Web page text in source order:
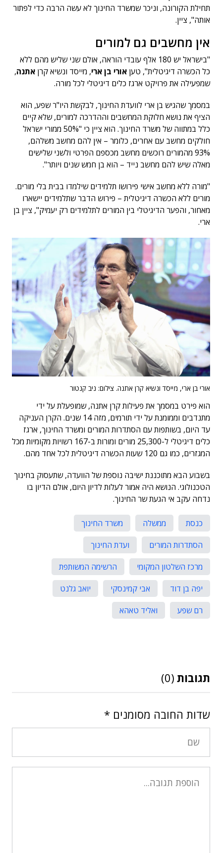
תחילת הקורונה, וניכר שמשרד החינוך לא עשה הרבה כדי לפתור
אותה", ציין.
אין מחשבים גם למורים
"בישראל יש 180 אלף עובדי הוראה, אולם שני שליש מהם ללא
כל הכשרה דיגיטלית", טען אורי בן ארי, מייסד ונשיא קרן אתנה,
שמפעילה את פרויקט ארגז כלים דיגיטלי לכל מורה.
במסמך שהגיש בן ארי לוועדת החינוך, לבקשת היו"ר שפע, הוא
הציף את נושא חלוקת המחשבים וההדרכה למורים, שלא קיים
כלל במתווה של משרד החינוך. הוא ציין כי "50% ממורי ישראל
חולקים מחשב עם אחרים, כלומר – אין להם מחשב משלהם,
93% מהמורים רוכשים מחשב מכספם הפרטי ולשני שלישים
מאלה שיש להם מחשב נייד – הוא בן חמש שנים ויותר".
"מורה ללא מחשב אישי פירושו תלמידים שילמדו בבית בלי מורים.
מורים ללא הכשרה דיגיטלית – פירוש הדבר שתלמידים יישארו
מאחור, והפער הדיגיטלי בין המורים לתלמידים רק יעמיק", ציין בן
ארי.
אורי בן ארי, מייסד ונשיא קרן אתנה. צילום: ניב קנטור
הוא פירט במסמך את פעילות קרן אתנה, שמופעלת על ידי
מתנדבים וממומנת על ידי תורמים, מזה 14 שנים. הקרן העניקה
עד היום, בשותפות עם הסתדרות המורים ומשרד החינוך, ארגז
כלים דיגיטלי ל-25,300 מורים ומורות ב-167 רשויות מקומיות מכל
המגזרים, כמו גם 120 שעות הכשרה דיגיטלית לכל אחד מהם.
בשבוע הבא מתוכננת ישיבה נוספת של הוועדה, שתעסוק בחינוך
הטכנולוגי. הנושא היה אמור לעלות לדיון היום, אולם הדיון בו
נדחה עקב אי הגעת שר החינוך.
כנסת ממשלה
משרד החינוך
הסתדרות המורים
ועדת החינוך
מרכז השלטון המקומי
הרשימה המשותפת
יפה בן דוד
אבי קמינסקי
יואב גלנט
רם שפע
ואליד טאהא
תגובות (0)
שדות החובה מסומנים *